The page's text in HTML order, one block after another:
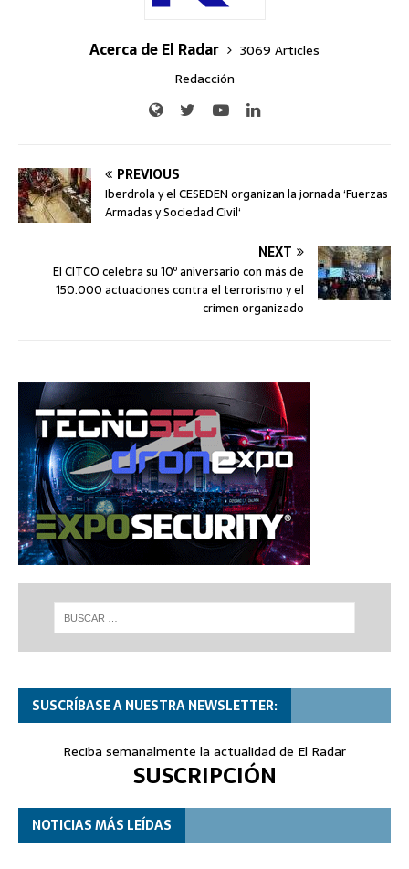
Acerca de El Radar
3069 Articles
Redacción
PREVIOUS
Iberdrola y el CESEDEN organizan la jornada ‘Fuerzas
Armadas y Sociedad Civil‘
NEXT
El CITCO celebra su 10º aniversario con más de
150.000 actuaciones contra el terrorismo y el
crimen organizado
SUSCRÍBASE A NUESTRA NEWSLETTER:
Reciba semanalmente la actualidad de El Radar
SUSCRIPCIÓN
NOTICIAS MÁS LEÍDAS